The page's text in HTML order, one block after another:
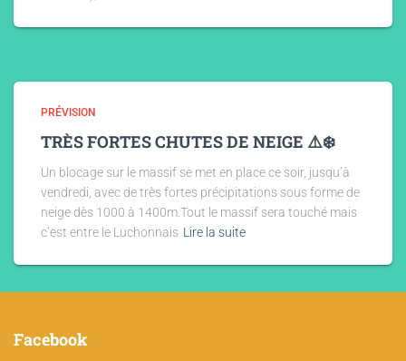
PRÉVISION
TRÈS FORTES CHUTES DE NEIGE ⚠️❄️
Un blocage sur le massif se met en place ce soir, jusqu’à
vendredi, avec de très fortes précipitations sous forme de
neige dès 1000 à 1400m.Tout le massif sera touché mais
c’est entre le Luchonnais Lire la suite
Facebook